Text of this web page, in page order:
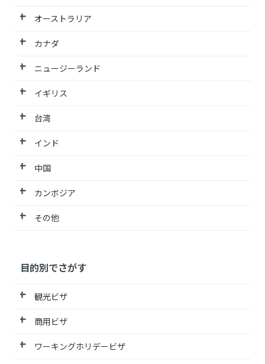
オーストラリア
カナダ
ニュージーランド
イギリス
台湾
インド
中国
カンボジア
その他
目的別でさがす
観光ビザ
商用ビザ
ワーキングホリデービザ